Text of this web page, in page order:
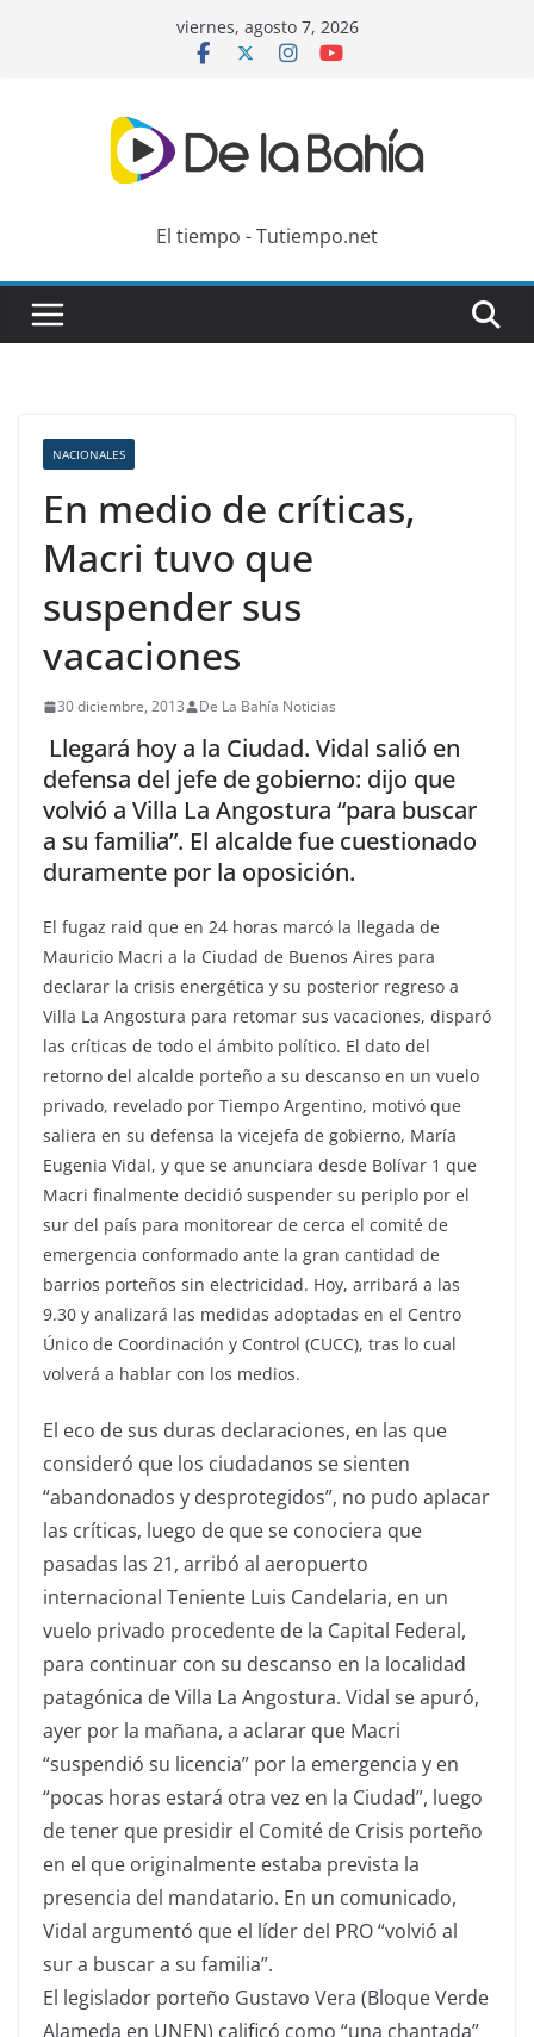
viernes, agosto 7, 2026
El tiempo - Tutiempo.net
NACIONALES
En medio de críticas,
Macri tuvo que
suspender sus
vacaciones
30 diciembre, 2013 De La Bahía Noticias
Llegará hoy a la Ciudad. Vidal salió en
defensa del jefe de gobierno: dijo que
volvió a Villa La Angostura “para buscar
a su familia”. El alcalde fue cuestionado
duramente por la oposición.
El fugaz raid que en 24 horas marcó la llegada de
Mauricio Macri a la Ciudad de Buenos Aires para
declarar la crisis energética y su posterior regreso a
Villa La Angostura para retomar sus vacaciones, disparó
las críticas de todo el ámbito político. El dato del
retorno del alcalde porteño a su descanso en un vuelo
privado, revelado por Tiempo Argentino, motivó que
saliera en su defensa la vicejefa de gobierno, María
Eugenia Vidal, y que se anunciara desde Bolívar 1 que
Macri finalmente decidió suspender su periplo por el
sur del país para monitorear de cerca el comité de
emergencia conformado ante la gran cantidad de
barrios porteños sin electricidad. Hoy, arribará a las
9.30 y analizará las medidas adoptadas en el Centro
Único de Coordinación y Control (CUCC), tras lo cual
volverá a hablar con los medios.
El eco de sus duras declaraciones, en las que
consideró que los ciudadanos se sienten
“abandonados y desprotegidos”, no pudo aplacar
las críticas, luego de que se conociera que
pasadas las 21, arribó al aeropuerto
internacional Teniente Luis Candelaria, en un
vuelo privado procedente de la Capital Federal,
para continuar con su descanso en la localidad
patagónica de Villa La Angostura. Vidal se apuró,
ayer por la mañana, a aclarar que Macri
“suspendió su licencia” por la emergencia y en
“pocas horas estará otra vez en la Ciudad”, luego
de tener que presidir el Comité de Crisis porteño
en el que originalmente estaba prevista la
presencia del mandatario. En un comunicado,
Vidal argumentó que el líder del PRO “volvió al
sur a buscar a su familia”.
El legislador porteño Gustavo Vera (Bloque Verde
Alameda en UNEN) calificó como “una chantada”